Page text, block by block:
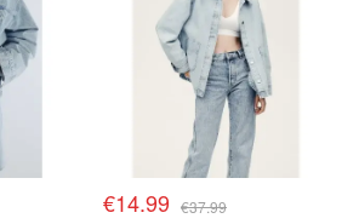
€14.99 €37.99